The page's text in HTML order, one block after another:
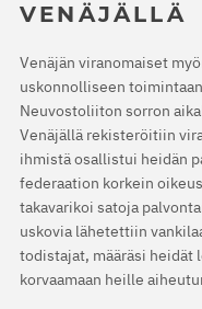
VENÄJÄLLÄ
Venäjän viranomaiset
uskonnolliseen
Neuvostoliiton sorron
Venäjällä rekisteröitiin
ihmistä osallistui heidän
federaation korkein
takavarikoi satoja
uskovia lähetettiin
todistajat, määräsi heidät
korvaamaan heille